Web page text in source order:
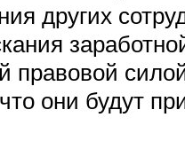
других
правовой
они будут